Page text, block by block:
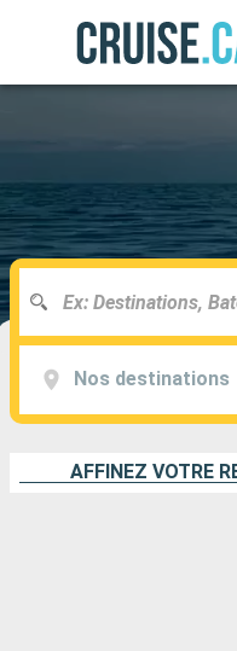
Nos destinations
AFFINEZ VOTRE